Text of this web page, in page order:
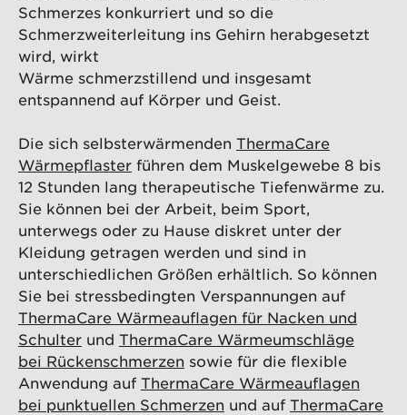
Schmerzes konkurriert und so die
Schmerzweiterleitung ins Gehirn herabgesetzt
wird, wirkt
Wärme schmerzstillend und insgesamt
entspannend auf Körper und Geist.
Die sich selbsterwärmenden ThermaCare
Wärmepflaster führen dem Muskelgewebe 8 bis
12 Stunden lang therapeutische Tiefenwärme zu.
Sie können bei der Arbeit, beim Sport,
unterwegs oder zu Hause diskret unter der
Kleidung getragen werden und sind in
unterschiedlichen Größen erhältlich. So können
Sie bei stressbedingten Verspannungen auf
ThermaCare Wärmeauflagen für Nacken und
Schulter und ThermaCare Wärmeumschläge
bei Rückenschmerzen sowie für die flexible
Anwendung auf ThermaCare Wärmeauflagen
bei punktuellen Schmerzen und auf ThermaCare